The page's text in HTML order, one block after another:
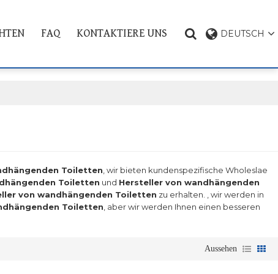
FAQ
KONTAKTIERE UNS
DEUTSCH
Toiletten , wir bieten kundenspezifische Wholeslae
Toiletten und Hersteller von wandhängenden
von wandhängenden Toiletten zu erhalten. , wir werden in
Toiletten , aber wir werden Ihnen einen besseren
Aussehen